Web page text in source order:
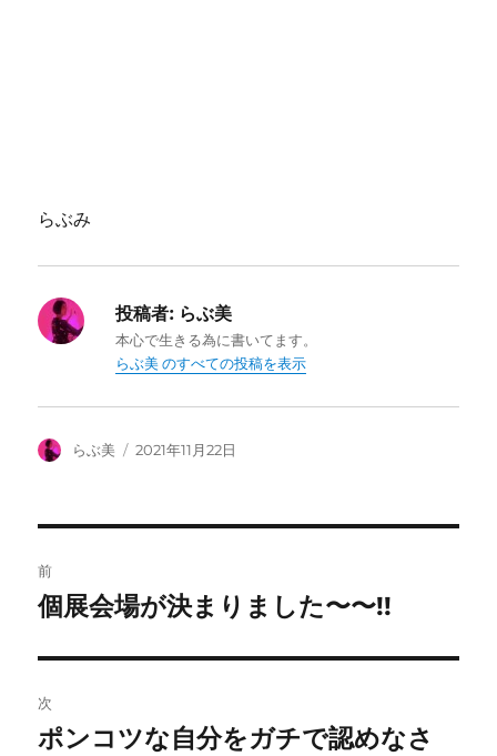
らぶみ
投稿者: らぶ美
本心で生きる為に書いてます。
らぶ美 のすべての投稿を表示
投
らぶ美
投
2021年11月22日
稿
ビ
ゲ
前
前
投
稿:
個展会場が決まりました〜〜!!
次
次
ポンコツな自分をガチで認めなさ